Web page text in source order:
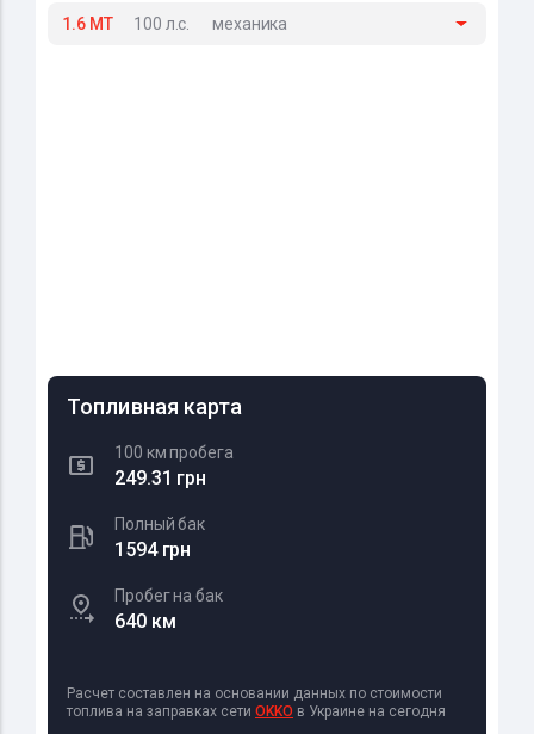
1.6 MT 100 л.с. механика
Топливная карта
100 км пробега
249.31 грн
Полный бак
1594 грн
Пробег на бак
640 км
Расчет составлен на основании данных по стоимости
топлива на заправках сети OKKO в Украине на сегодня